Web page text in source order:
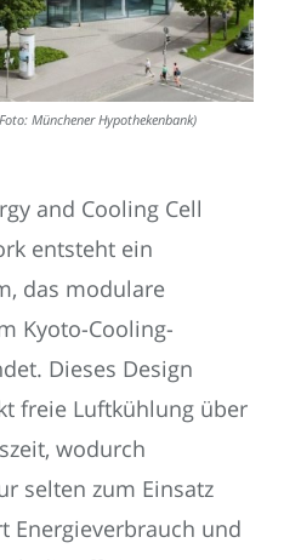
Münchener Hypothekenbank)
and Cooling Cell
entsteht ein
das modulare
Kyoto-Cooling-
Dieses Design
freie Luftkühlung über
wodurch
selten zum Einsatz
Energieverbrauch und